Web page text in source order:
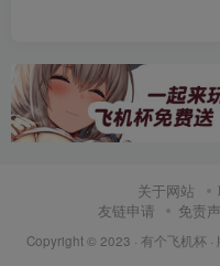
关于网站
友链申请
免责
Copyright © 2023 · 有个飞机杯